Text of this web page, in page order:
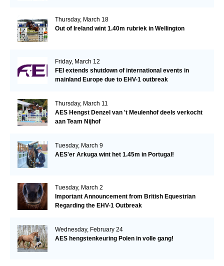
Thursday, March 18
Out of Ireland wint 1.40m rubriek in Wellington
Friday, March 12
FEI extends shutdown of international events in
mainland Europe due to EHV-1 outbreak
Thursday, March 11
AES Hengst Denzel van 't Meulenhof deels verkocht
aan Team Nijhof
Tuesday, March 9
AES'er Arkuga wint het 1.45m in Portugal!
Tuesday, March 2
Important Announcement from British Equestrian
Regarding the EHV-1 Outbreak
Wednesday, February 24
AES hengstenkeuring Polen in volle gang!